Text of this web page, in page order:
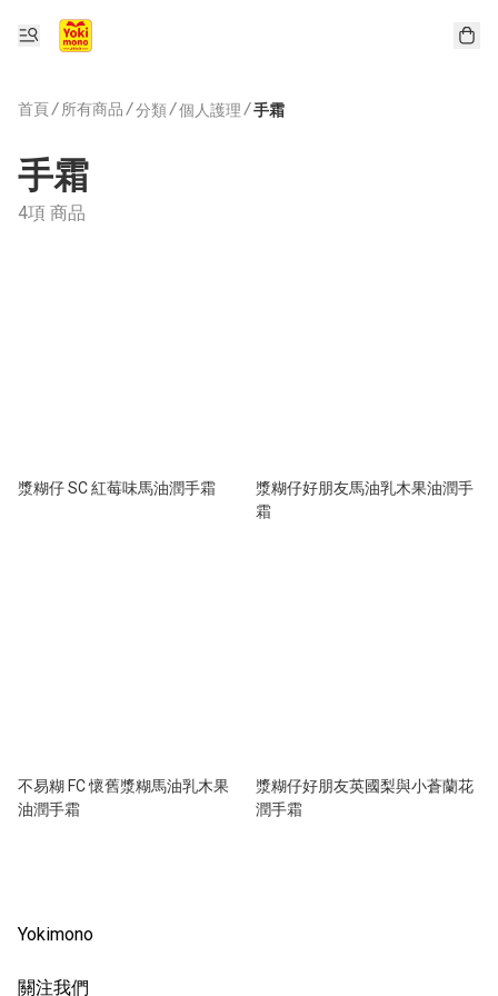
首頁/ 所有商品 /分類/個人護理 /手霜
手霜
4項 商品
漿糊仔 SC 紅莓味馬油潤手霜
漿糊仔好朋友馬油乳木果油潤手
霜
不易糊 FC 懷舊漿糊馬油乳木果
油潤手霜
漿糊仔好朋友英國梨與小蒼蘭花
潤手霜
Yokimono
關注我們